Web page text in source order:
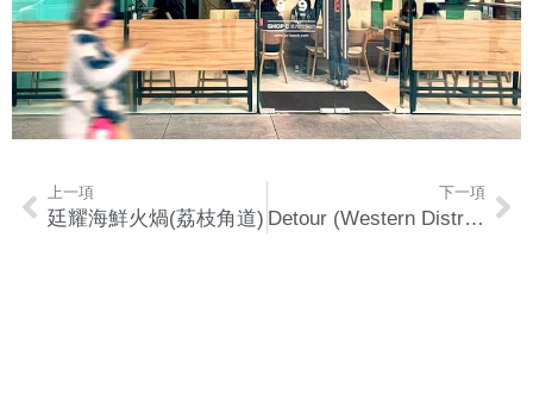
上一項
廷耀海鮮火煱(荔枝角道)
下一項
Detour (Western District)